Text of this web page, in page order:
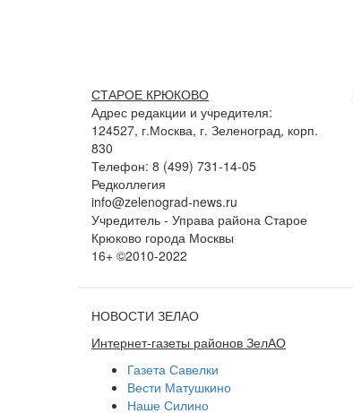
СТАРОЕ КРЮКОВО
Адрес редакции и учредителя:
124527, г.Москва, г. Зеленоград, корп.
830
Телефон: 8 (499) 731-14-05
Редколлегия
info@zelenograd-news.ru
Учредитель - Управа района Старое
Крюково города Москвы
16+ ©2010-2022
НОВОСТИ ЗЕЛАО
Интернет-газеты районов ЗелАО
Газета Савелки
Вести Матушкино
Наше Силино